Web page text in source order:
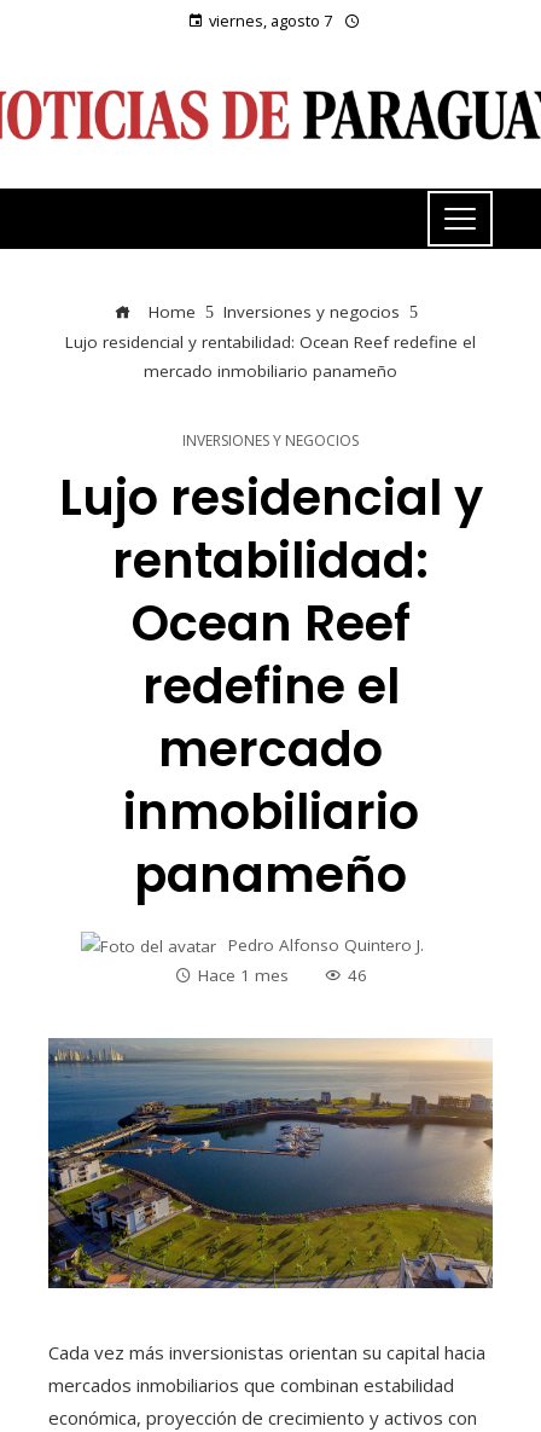
viernes, agosto 7
Home
Inversiones y negocios
Lujo residencial y rentabilidad: Ocean Reef redefine el
mercado inmobiliario panameño
INVERSIONES Y NEGOCIOS
Lujo residencial y
rentabilidad:
Ocean Reef
redefine el
mercado
inmobiliario
panameño
Pedro Alfonso Quintero J.
Hace 1 mes
46
Cada vez más inversionistas orientan su capital hacia
mercados inmobiliarios que combinan estabilidad
económica, proyección de crecimiento y activos con